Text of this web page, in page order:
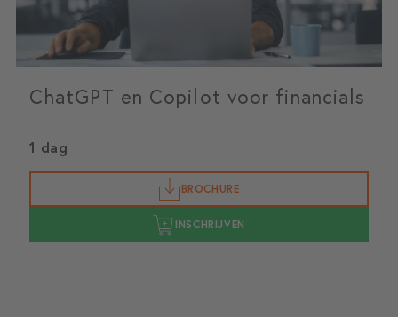
ChatGPT en Copilot voor financials
1 dag
BROCHURE
INSCHRIJVEN